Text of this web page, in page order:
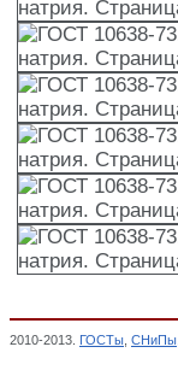
2010-2013. ГОСТы СНиПы